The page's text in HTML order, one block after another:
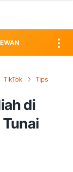
TikTok Tips
di